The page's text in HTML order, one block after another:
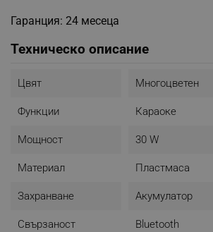
Гаранция: 24 месеца
Техническо описание
Цвят Многоцветен
Функции Караоке
Мощност 30 W
Материал Пластмаса
Захранване Акумулатор
Свързаност Bluetooth